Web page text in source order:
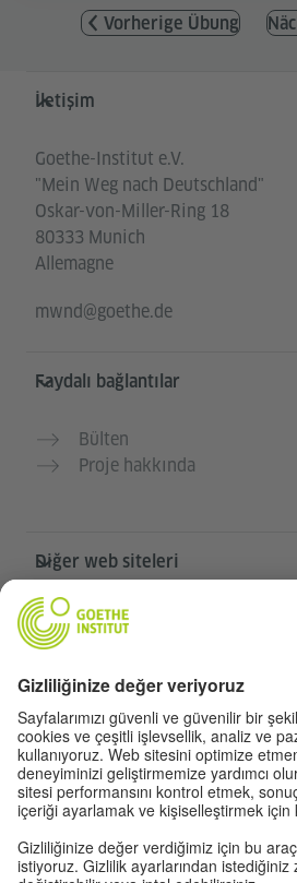
Vorherige Übung
Service- und
İletişim
Goethe-Institut e.V.
"Mein Weg nach Deutschland"
Oskar-von-Miller-Ring 18
80333 Munich
Allemagne
mwnd@goethe.de
Faydalı bağlantılar
Bülten
Proje hakkında
Diğer web siteleri
Community „Deutsch für
Öğretmen portalı
Gizlilik ve erişilebilirlik
Gizlilik ayarları
Erişilebilirlik